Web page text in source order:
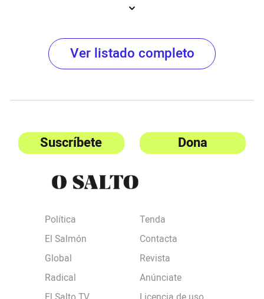
Ver listado completo
Suscríbete Dona
Política
El Salmón
Global
Radical
Tenda
Contacta
Revista
Anúnciate